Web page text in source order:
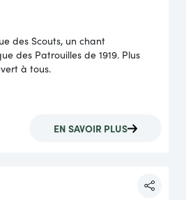
des Scouts, un chant
des Patrouilles de 1919. Plus
à tous.
EN SAVOIR PLUS